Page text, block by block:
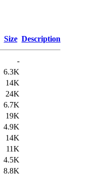
Size Description
-
6.3K
14K
24K
6.7K
19K
4.9K
14K
11K
4.5K
8.8K